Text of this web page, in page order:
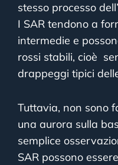
stesso processo
I SAR tendono a
intermedie e
rossi stabili, cioè
drappeggi tipici
Tuttavia, non sono
una aurora sulla
semplice
SAR possono